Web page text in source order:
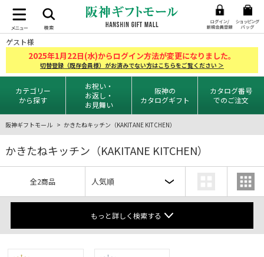
ゲスト様
2025年1月22日(水)からログイン方法が変更になりました。
切替登録（既存会員様）がお済みでない方はこちらをご覧ください ＞
カテゴリー
から探す
お祝い・
お返し・
お見舞い
阪神の
カタログギフト
カタログ番号
でのご注文
阪神ギフトモール かきたねキッチン（KAKITANE KITCHEN）
かきたねキッチン（KAKITANE KITCHEN）
全2商品
もっと詳しく検索する